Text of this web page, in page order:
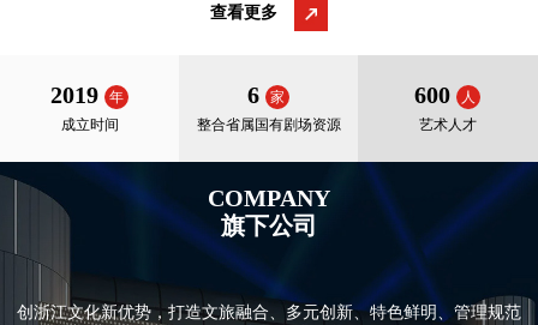
查看更多
2019
年
成立时间
6
家
整合省属国有剧场资源
600
人
艺术人才
COMPANY
旗下公司
创浙江文化新优势，打造文旅融合、多元创新、特色鲜明、管理规范